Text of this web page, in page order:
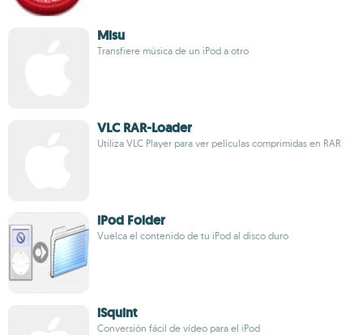
Misu
Transfiere música de un iPod a otro
VLC RAR-Loader
Utiliza VLC Player para ver películas comprimidas en RAR
iPod Folder
Vuelca el contenido de tu iPod al disco duro
iSquint
Conversión fácil de vídeo para el iPod